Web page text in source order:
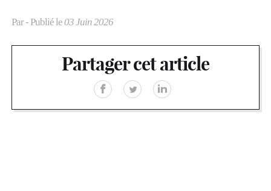
Par- Publié le03 Juin 2026
Partager cet article